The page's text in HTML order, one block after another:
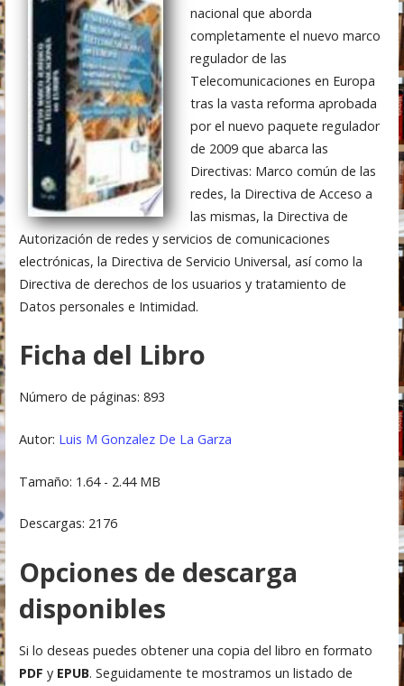
nacional que aborda
completamente el nuevo marco
regulador de las
Telecomunicaciones en Europa
tras la vasta reforma aprobada
por el nuevo paquete regulador
de 2009 que abarca las
Directivas: Marco común de las
redes, la Directiva de Acceso a
las mismas, la Directiva de
Autorización de redes y servicios de comunicaciones
electrónicas, la Directiva de Servicio Universal, así como la
Directiva de derechos de los usuarios y tratamiento de
Datos personales e Intimidad.
Ficha del Libro
Número de páginas: 893
Autor: Luis M Gonzalez De La Garza
Tamaño: 1.64 - 2.44 MB
Descargas: 2176
Opciones de descarga
disponibles
Si lo deseas puedes obtener una copia del libro en formato
PDF y EPUB. Seguidamente te mostramos un listado de